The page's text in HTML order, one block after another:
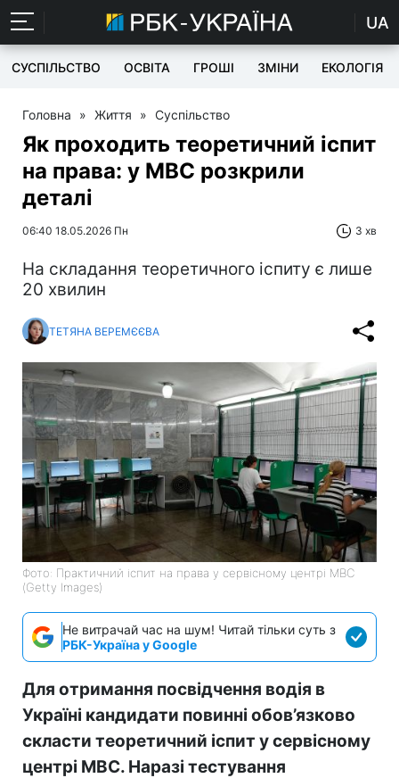
UA
СУСПІЛЬСТВО ОСВІТА ГРОШІ ЗМІНИ ЕКОЛОГІЯ
Головна » Життя » Суспільство
Як проходить теоретичний іспит
на права: у МВС розкрили
деталі
06:40 18.05.2026 Пн 3 хв
На складання теоретичного іспиту є лише
20 хвилин
ТЕТЯНА ВЕРЕМЄЄВА
Фото: Практичний іспит на права у сервісному центрі МВС
(Getty Images)
Не витрачай час на шум! Читай тільки суть з
РБК-Україна у Google
Для отримання посвідчення водія в
Україні кандидати повинні обов’язково
скласти теоретичний іспит у сервісному
центрі МВС. Наразі тестування